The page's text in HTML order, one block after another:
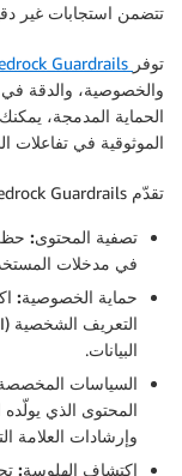
تتضمن استجابات غير
توفر
والخصوصية، والدقة
الحماية المدمجة،
الموثوقية في تفاعلات
تقدّم Bedrock Guardrails الإمكانات التالية:
تصفية المحتوى:
في مدخلات
حماية الخصوصية:
البيانات.
السياسات
المحتوى الذي
وإرشادات العلامة
اكتشاف الهلوسة: